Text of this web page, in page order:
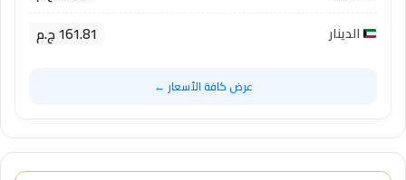
الدينار 161.81 ج.م
عرض كافة الأسعار ←